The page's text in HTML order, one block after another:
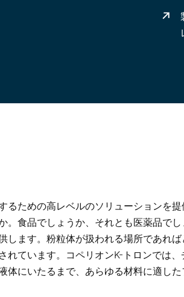
るための高レベルのソリューションを
。食品でしょうか、それとも医薬品で
します。粉粒体が扱われる場所であれ
れています。コペリオンK-トロンでは
にいたるまで、あらゆる材料に適した